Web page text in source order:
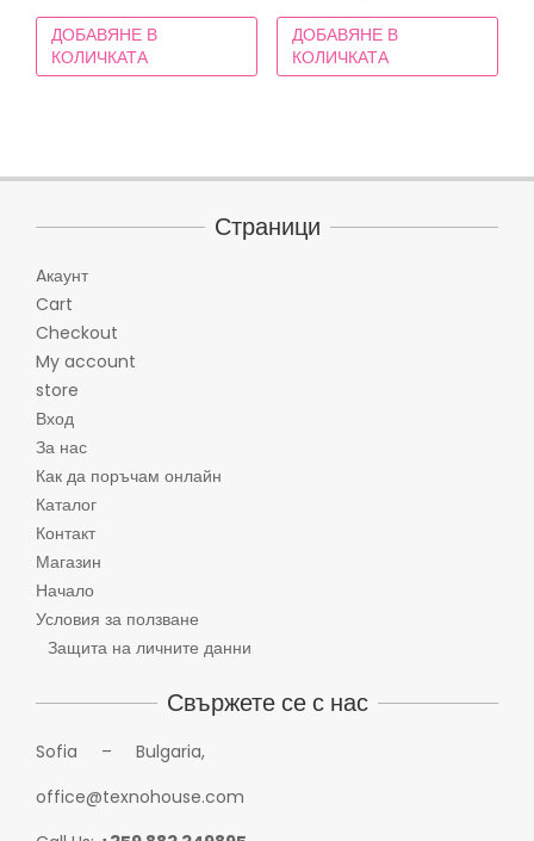
11,00 лв.
цена
ДОБАВЯНЕ В
КОЛИЧКАТА
цена
ДОБАВЯНЕ В
КОЛИЧКАТА
Страници
Aкаунт
Cart
Checkout
My account
store
Вход
За нас
Как да поръчам онлайн
Каталог
Контакт
Магазин
Начало
Условия за ползване
Защита на личните данни
Свържете се с нас
Sofia – Bulgaria,
office@texnohouse.com